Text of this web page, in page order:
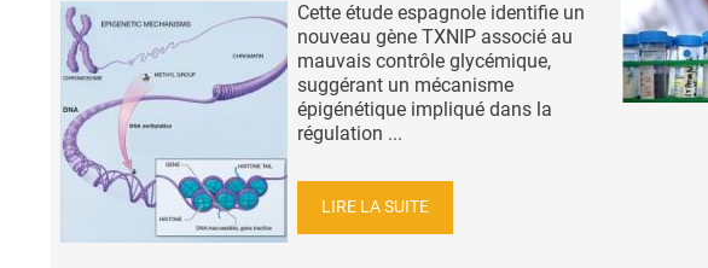
Cette étude espagnole identifie un
nouveau gène TXNIP associé au
mauvais contrôle glycémique,
suggérant un mécanisme
épigénétique impliqué dans la
régulation ...
LIRE LA SUITE